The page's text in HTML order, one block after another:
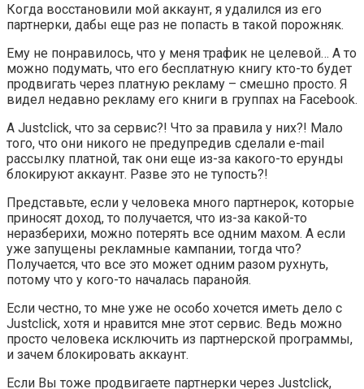
Когда восстановили мой аккаунт, я удалился из его
партнерки, дабы еще раз не попасть в такой порожняк.
Ему не понравилось, что у меня трафик не целевой… А то
можно подумать, что его бесплатную книгу кто-то будет
продвигать через платную рекламу – смешно просто. Я
видел недавно рекламу его книги в группах на Facebook.
А Justclick, что за сервис?! Что за правила у них?! Мало
того, что они никого не предупредив сделали e-mail
рассылку платной, так они еще из-за какого-то ерунды
блокируют аккаунт. Разве это не тупость?!
Представьте, если у человека много партнерок, которые
приносят доход, то получается, что из-за какой-то
неразберихи, можно потерять все одним махом. А если
уже запущены рекламные кампании, тогда что?
Получается, что все это может одним разом рухнуть,
потому что у кого-то началась паранойя.
Если честно, то мне уже не особо хочется иметь дело с
Justclick, хотя и нравится мне этот сервис. Ведь можно
просто человека исключить из партнерской программы,
и зачем блокировать аккаунт.
Если Вы тоже продвигаете партнерки через Justclick,